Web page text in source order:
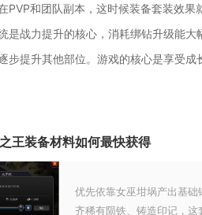
PVP和团队副本，这时候装备套装效
是战力提升的核心，消耗绑钻升级能
步提升其他部位。游戏的核心是享受
王装备材料如何最快获得
优先依靠女巫坩埚产出基
齐稀有陨铁、铸造印记，这